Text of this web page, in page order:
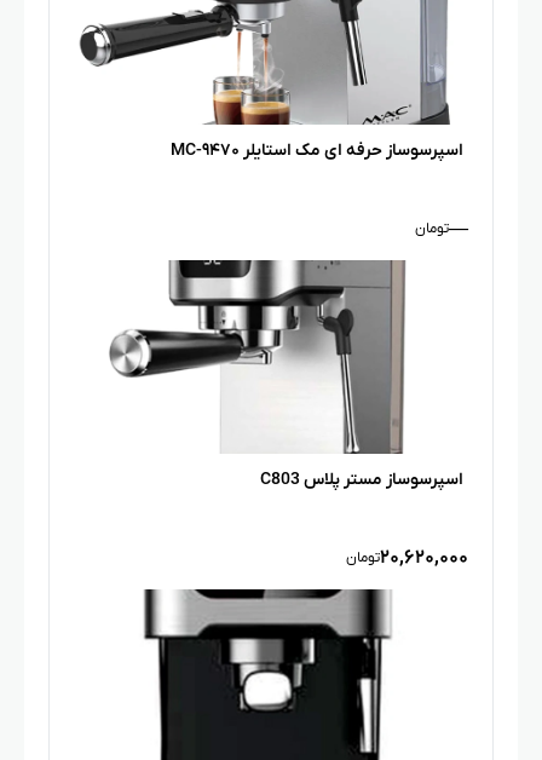
اسپرسوساز حرفه ای مک استایلر MC-۹۴۷۰
—تومان
اسپرسوساز مستر پلاس C803
۲۰,۶۲۰,۰۰۰تومان